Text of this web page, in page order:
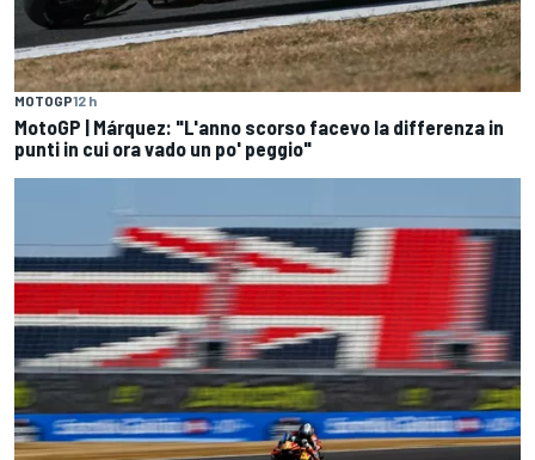
MOTOGP12 h
MotoGP | Márquez: "L'anno scorso facevo la differenza in
punti in cui ora vado un po' peggio"